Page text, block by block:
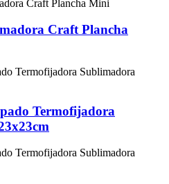
Craft Plancha
Termofijadora